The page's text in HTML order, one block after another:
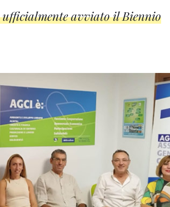
avviato il Biennio